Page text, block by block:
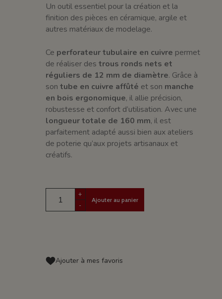
Un outil essentiel pour la création et la
finition des pièces en céramique, argile et
autres matériaux de modelage.
Ce perforateur tubulaire en cuivre permet
de réaliser destrous ronds nets et
réguliers de 12 mm de diamètre. Grâce à
sontube en cuivre affûté et son manche
en bois ergonomique, il allie précision,
robustesse et confort d’utilisation. Avec une
longueur totale de 160 mm, il est
parfaitement adapté aussi bien aux ateliers
de poterie qu’aux projets artisanaux et
créatifs.
+
-
Ajouter au panier
Ajouter à mes favoris